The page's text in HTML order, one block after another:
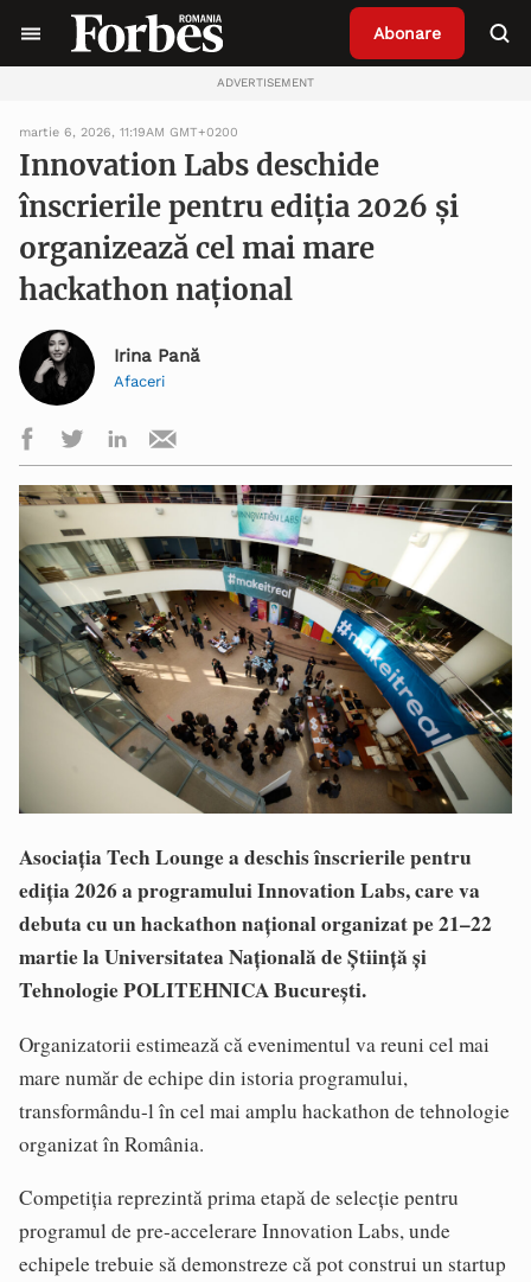
Abonare
ADVERTISEMENT
martie 6, 2026, 11:19AM GMT+0200
Innovation Labs deschide
înscrierile pentru ediția 2026 și
organizează cel mai mare
hackathon național
Irina Pană
Afaceri
Asociația Tech Lounge a deschis înscrierile pentru
ediția 2026 a programului Innovation Labs, care va
debuta cu un hackathon național organizat pe 21–22
martie la Universitatea Națională de Știință și
Tehnologie POLITEHNICA București.
Organizatorii estimează că evenimentul va reuni cel mai
mare număr de echipe din istoria programului,
transformându-l în cel mai amplu hackathon de tehnologie
organizat în România.
Competiția reprezintă prima etapă de selecție pentru
programul de pre-accelerare Innovation Labs, unde
echipele trebuie să demonstreze că pot construi un startup